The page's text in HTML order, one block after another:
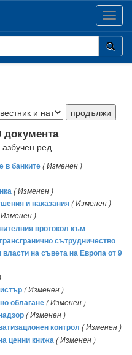
документа
ред
в банките( Изменен )
( Изменен )
и наказания( Изменен )
)
протокол към
сътрудничество
на съвета на Европа от 9
( Изменен )
облагане( Изменен )
( Изменен )
контрол ( Изменен )
ценни книжа( Изменен )